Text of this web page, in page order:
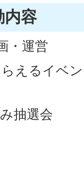
内容
・運営
えるイベ
抽選会